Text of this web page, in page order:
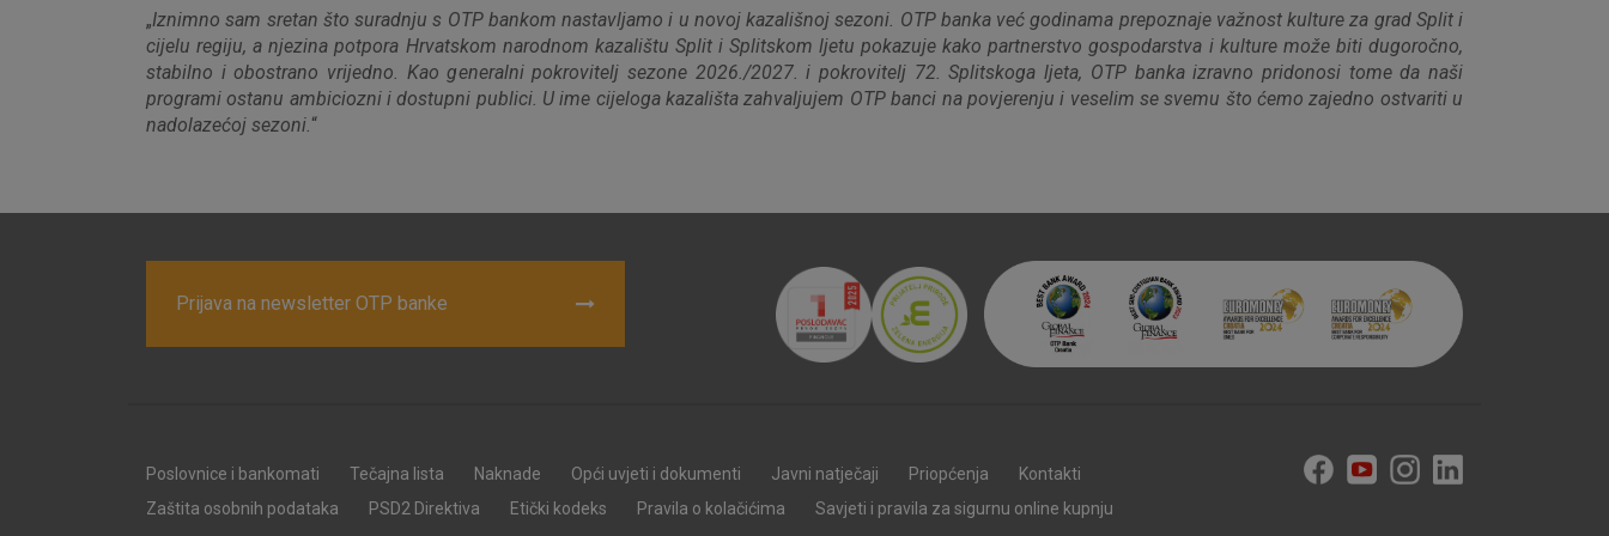
„Iznimno sam sretan što suradnju s OTP bankom nastavljamo i u novoj kazališnoj sezoni. OTP banka već godinama prepoznaje važnost kulture za grad Split i
cijelu regiju, a njezina potpora Hrvatskom narodnom kazalištu Split i Splitskom ljetu pokazuje kako partnerstvo gospodarstva i kulture može biti dugoročno,
stabilno i obostrano vrijedno. Kao generalni pokrovitelj sezone 2026./2027. i pokrovitelj 72. Splitskoga ljeta, OTP banka izravno pridonosi tome da naši
programi ostanu ambiciozni i dostupni publici. U ime cijeloga kazališta zahvaljujem OTP banci na povjerenju i veselim se svemu što ćemo zajedno ostvariti u
nadolazećoj sezoni.“
Prijava na newsletter OTP banke
Poslovnice i bankomati Tečajna lista Naknade Opći uvjeti i dokumenti Javni natječaji Priopćenja
Kontakti
Zaštita osobnih podataka
PSD2 Direktiva Etički kodeks Pravila o kolačićima
Savjeti i pravila za sigurnu online kupnju
Nužni
kolačići
kolačići
Nužni (tehnički) kolačići - uvijek aktivni
Ovi kolačići nužni su za funkcioniranje internetske stranice i ne mogu se
njima, ali u tom slučaju neki dijelovi stranice neće raditi. Ti kolačići ne
Detaljnije informacije o kolačićima